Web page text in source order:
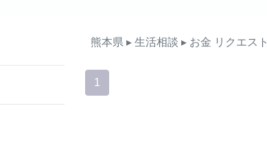
熊本県 ▸ 生活相談 ▸ お金 リクエスト
1